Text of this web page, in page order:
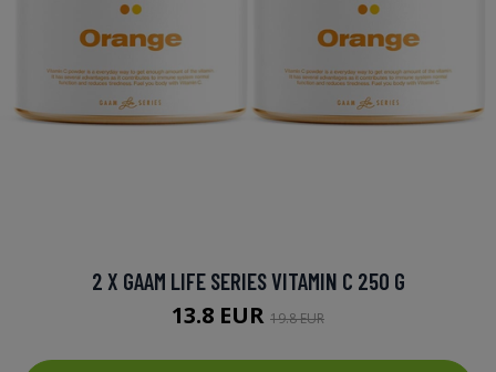
2 X GAAM LIFE SERIES VITAMIN C 250 G
13.8 EUR 19.8 EUR